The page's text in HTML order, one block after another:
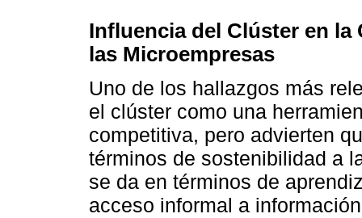
Influencia del Clúster en
las Microempresas
Uno de los hallazgos más
el clúster como una
competitiva, pero advierten
términos de sostenibilidad a
se da en términos de
acceso informal a